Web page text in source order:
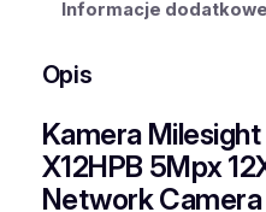
a
i
e
Informacje dodatkowe
Opis
Kamera
X12HPB 5Mpx
Network Camera